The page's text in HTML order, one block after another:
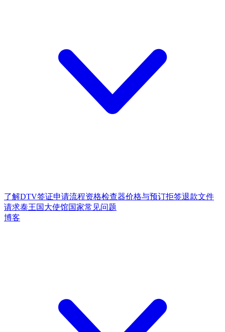
了解DTV签证申请流程资格检查器价格与预订拒签退款文件
请求泰王国大使馆国家常见问题
博客